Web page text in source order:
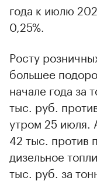
года к июлю
0,25%.
Росту
большее
начале года за
тыс. руб.
утром 25 июля.
42 тыс. против
дизельное
тыс. руб. за